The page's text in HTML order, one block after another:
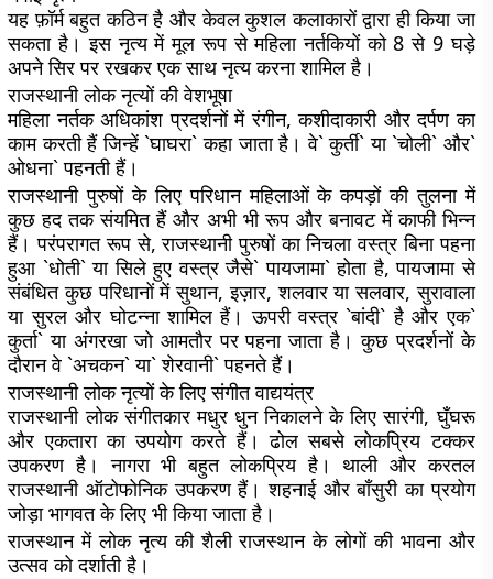
यह फ़ॉर्म बहुत कठिन है और केवल कुशल कलाकारों द्वारा ही किया जा
सकता है। इस नृत्य में मूल रूप से महिला नर्तकियों को 8 से 9 घड़े
अपने सिर पर रखकर एक साथ नृत्य करना शामिल है।
राजस्थानी लोक नृत्यों की वेशभूषा
महिला नर्तक अधिकांश प्रदर्शनों में रंगीन, कशीदाकारी और दर्पण का
काम करती हैं जिन्हें `घाघरा` कहा जाता है। वे` कुर्ती` या `चोली` और`
ओधना` पहनती हैं।
राजस्थानी पुरुषों के लिए परिधान महिलाओं के कपड़ों की तुलना में
कुछ हद तक संयमित हैं और अभी भी रूप और बनावट में काफी भिन्न
हैं। परंपरागत रूप से, राजस्थानी पुरुषों का निचला वस्त्र बिना पहना
हुआ `धोती` या सिले हुए वस्त्र जैसे` पायजामा` होता है, पायजामा से
संबंधित कुछ परिधानों में सुथान, इज़ार, शलवार या सलवार, सुरावाला
या सुरल और घोटन्ना शामिल हैं। ऊपरी वस्त्र `बांदी` है और एक`
कुर्ता` या अंगरखा जो आमतौर पर पहना जाता है। कुछ प्रदर्शनों के
दौरान वे `अचकन` या` शेरवानी` पहनते हैं।
राजस्थानी लोक नृत्यों के लिए संगीत वाद्ययंत्र
राजस्थानी लोक संगीतकार मधुर धुन निकालने के लिए सारंगी, घुँघरू
और एकतारा का उपयोग करते हैं। ढोल सबसे लोकप्रिय टक्कर
उपकरण है। नागरा भी बहुत लोकप्रिय है। थाली और करतल
राजस्थानी ऑटोफोनिक उपकरण हैं। शहनाई और बाँसुरी का प्रयोग
जोड़ा भागवत के लिए भी किया जाता है।
राजस्थान में लोक नृत्य की शैली राजस्थान के लोगों की भावना और
उत्सव को दर्शाती है।